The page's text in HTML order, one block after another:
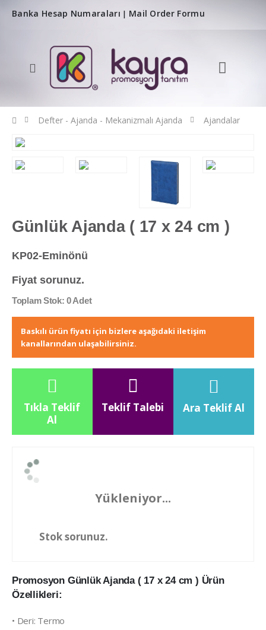
Banka Hesap Numaraları | Mail Order Formu
Defter - Ajanda - Mekanizmalı Ajanda Ajandalar
Günlük Ajanda ( 17 x 24 cm )
KP02-Eminönü
Fiyat sorunuz.
Toplam Stok: 0 Adet
Baskılı ürün fiyatı için bizlere aşağıdaki iletişim
kanallarından ulaşabilirsiniz.
Tıkla Teklif
Al
Teklif Talebi Ara Teklif Al
Yükleniyor...
Stok sorunuz.
Promosyon Günlük Ajanda ( 17 x 24 cm ) Ürün
Özellikleri:
• Deri: Termo